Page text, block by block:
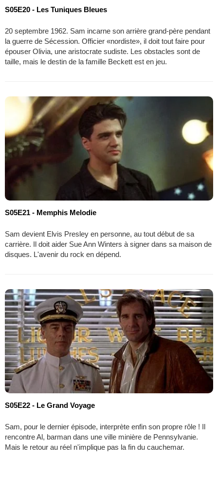
S05E20 - Les Tuniques Bleues
20 septembre 1962. Sam incarne son arrière grand-père pendant
la guerre de Sécession. Officier «nordiste», il doit tout faire pour
épouser Olivia, une aristocrate sudiste. Les obstacles sont de
taille, mais le destin de la famille Beckett est en jeu.
S05E21 - Memphis Melodie
Sam devient Elvis Presley en personne, au tout début de sa
carrière. Il doit aider Sue Ann Winters à signer dans sa maison de
disques. L'avenir du rock en dépend.
S05E22 - Le Grand Voyage
Sam, pour le dernier épisode, interprète enfin son propre rôle ! Il
rencontre Al, barman dans une ville minière de Pennsylvanie.
Mais le retour au réel n'implique pas la fin du cauchemar.